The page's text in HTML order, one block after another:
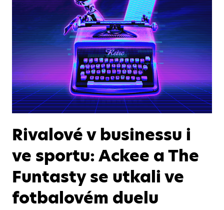
Rivalové v businessu i
ve sportu: Ackee a The
Funtasty se utkali ve
fotbalovém duelu